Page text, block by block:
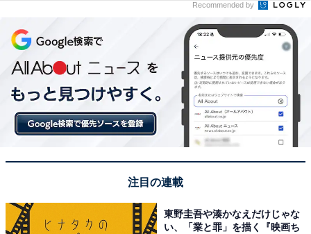
Recommended by
注目の連載
東野圭吾や湊かなえだけじゃな
い、「業と罪」を描く『映画ち